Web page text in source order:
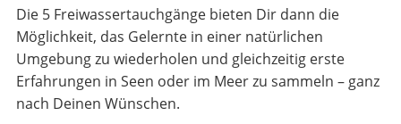
Die 5 Freiwassertauchgänge bieten Dir dann die
Möglichkeit, das Gelernte in einer natürlichen
Umgebung zu wiederholen und gleichzeitig erste
Erfahrungen in Seen oder im Meer zu sammeln – ganz
nach Deinen Wünschen.